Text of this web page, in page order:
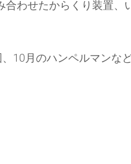
わせたからくり装置、
10月のハンペルマンな